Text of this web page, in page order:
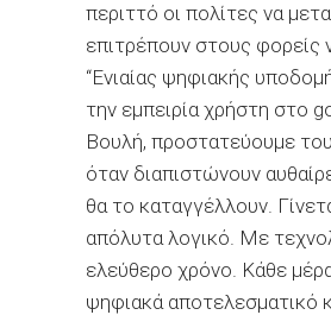
περιττό οι πολίτες να
επιτρέπουν στους φορείς
“Ενιαίας ψηφιακής
την εμπειρία χρήστη στο
Βουλή, προστατεύουμε
όταν διαπιστώνουν
θα το καταγγέλλουν.
απόλυτα λογικό. Με
ελεύθερο χρόνο. Κάθε
ψηφιακά αποτελεσματικό